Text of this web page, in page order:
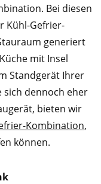
Bei diesen
Kühl-Gefrier-
generiert
mit Insel
Standgerät Ihrer
sich dennoch eher
bieten wir
Kombination,
können.